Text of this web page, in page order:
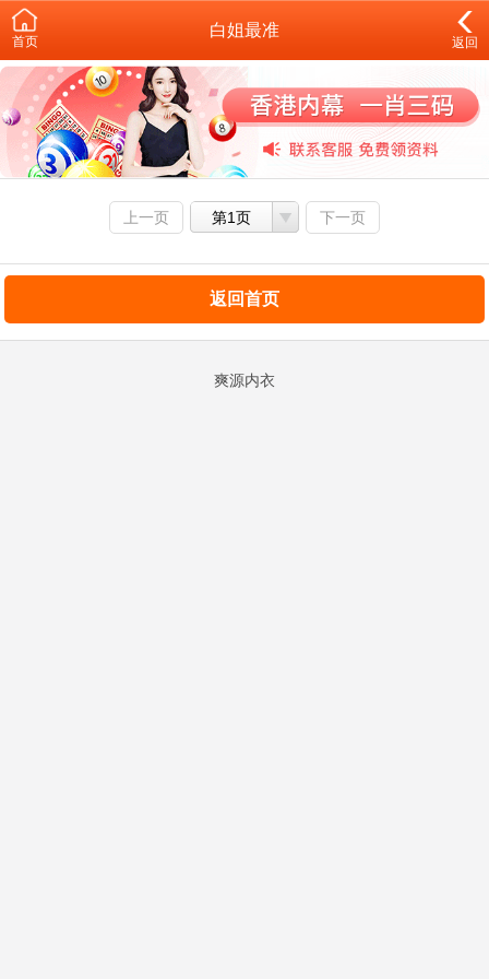
首页
白姐最准
返回
上一页 第1页 下一页
返回首页
爽源内衣